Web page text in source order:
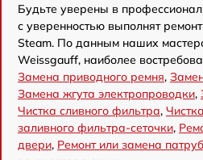
Будьте уверены в
с уверенностью выполнят
Steam. По данным наших
Weissgauff, наиболее
Замена приводного ремня,
Замена жгута электропроводки,
Чистка сливного фильтра,
заливного фильтра-сеточки,
двери, Ремонт или замена